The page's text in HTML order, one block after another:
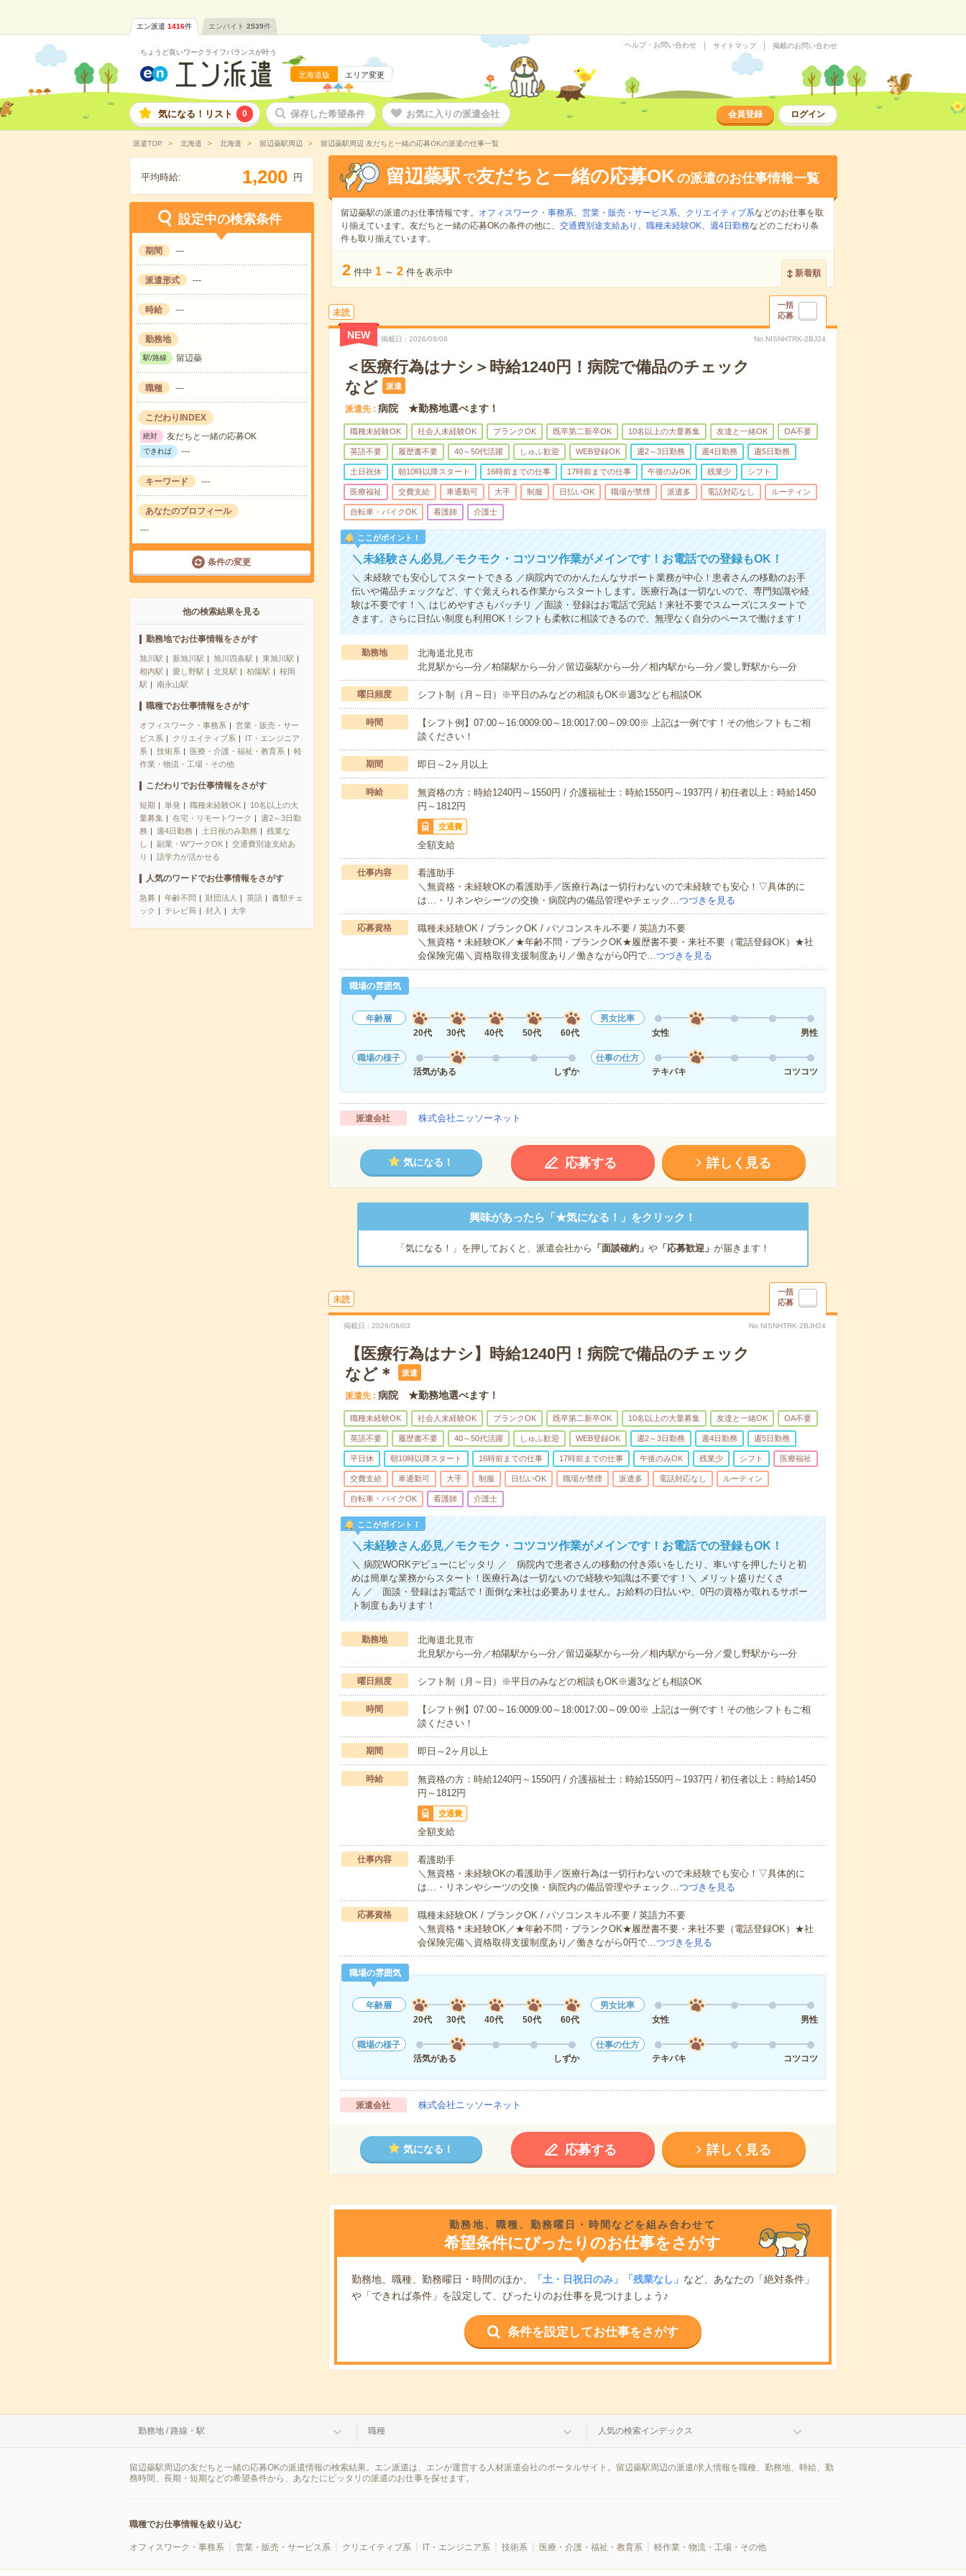
エン派遣 1416件 エンバイト 2539件
ちょうど良いワークライフバランスが叶う
北海道版 エリア変更
ヘルプ・お問い合わせ サイトマップ 掲載のお問い合わせ
気になる！リスト 0 保存した希望条件 お気に入りの派遣会社 会員登録 ログイン
派遣TOP 北海道 北海道 留辺蘂駅周辺 留辺蘂駅周辺 友だちと一緒の応募OKの派遣の仕事一覧
平均時給: 1,200 円
設定中の検索条件
期間 ---
派遣形式 ---
時給 ---
勤務地
駅/路線 留辺蘂
職種 ---
こだわりINDEX
絶対 友だちと一緒の応募OK
できれば ---
キーワード ---
あなたのプロフィール
---
条件の変更
他の検索結果を見る
勤務地でお仕事情報をさがす
旭川駅 新旭川駅 旭川四条駅
東旭川駅
相内駅
愛し野駅 北見駅 柏陽駅
桜岡
駅
南永山駅
職種でお仕事情報をさがす
オフィスワーク・事務系
営業・販売・サー
ビス系
クリエイティブ系
IT・エンジニア
系
技術系 医療・介護・福祉・教育系
軽
作業・物流・工場・その他
こだわりでお仕事情報をさがす
短期 単発 職種未経験OK
10名以上の大
量募集
在宅・リモートワーク
週2～3日勤
務
週4日勤務 土日祝のみ勤務
残業な
し
副業・WワークOK
交通費別途支給あ
り
語学力が活かせる
人気のワードでお仕事情報をさがす
急募 年齢不問 財団法人 英語
書類チェ
ック
テレビ局 封入 大学
留辺蘂駅 で友だちと一緒の応募OKの派遣のお仕事情報一覧
留辺蘂駅の派遣のお仕事情報です。 オフィスワーク・事務系、 営業・販売・サービス系、 クリエイティブ系などのお仕事を取
り揃えています。友だちと一緒の応募OKの条件の他に、 交通費別途支給あり 、 職種未経験OK、 週4日勤務などのこだわり条
件も取り揃えています。
2 件中 1 ～ 2 件を表示中 新着順
未読
一括
応募
NEW 掲載日 2026/08/08 No.NISNHTRK-2BJ24
＜医療行為はナシ＞時給1240円！病院で備品のチェック
など
派遣
派遣先 病院 ★勤務地選べます！
職種未経験OK 社会人未経験OK ブランクOK 既卒第二新卒OK 10名以上の大量募集 友達と一緒OK OA不要
英語不要 履歴書不要 40～50代活躍 しゅふ歓迎 WEB登録OK 週2～3日勤務 週4日勤務 週5日勤務
土日祝休 朝10時以降スタート 16時前までの仕事 17時前までの仕事 午後のみOK 残業少 シフト
医療福祉 交費支給 車通勤可 大手 制服 日払いOK 職場が禁煙 派遣多 電話対応なし ルーティン
自転車・バイクOK 看護師 介護士
ここがポイント！
＼未経験さん必見／モクモク・コツコツ作業がメインです！お電話での登録もOK！
＼ 未経験でも安心してスタートできる ／病院内でのかんたんなサポート業務が中心！患者さんの移動のお手
伝いや備品チェックなど、すぐ覚えられる作業からスタートします。医療行為は一切ないので、専門知識や経
験は不要です！＼ はじめやすさもバッチリ ／面談・登録はお電話で完結！来社不要でスムーズにスタートで
きます。さらに日払い制度も利用OK！シフトも柔軟に相談できるので、無理なく自分のペースで働けます！
勤務地
北海道北見市
北見駅から---分／柏陽駅から---分／留辺蘂駅から---分／相内駅から---分／愛し野駅から---分
曜日頻度 シフト制（月～日）※平日のみなどの相談もOK※週3なども相談OK
時間
【シフト例】07:00～16:0009:00～18:0017:00～09:00※ 上記は一例です！その他シフトもご相
談ください！
期間 即日～2ヶ月以上
時給
無資格の方：時給1240円～1550円 / 介護福祉士：時給1550円～1937円 / 初任者以上：時給1450
円～1812円
交通費
全額支給
仕事内容
看護助手
＼無資格・未経験OKの看護助手／医療行為は一切行わないので未経験でも安心！▽具体的に
は…・リネンやシーツの交換・病院内の備品管理やチェック…つづきを見る
応募資格
職種未経験OK / ブランクOK / パソコンスキル不要 / 英語力不要
＼無資格＊未経験OK／★年齢不問・ブランクOK★履歴書不要・来社不要（電話登録OK）★社
会保険完備＼資格取得支援制度あり／働きながら0円で…つづきを見る
職場の雰囲気
年齢層
20代
30代 40代 50代 60代
男女比率
女性
男性
職場の様子
活気がある
しずか
仕事の仕方
テキパキ
コツコツ
派遣会社 株式会社ニッソーネット
気になる！ 応募する 詳しく見る
興味があったら「★気になる！」をクリック！
「気になる！」を押しておくと、派遣会社から 「面談確約」 や「応募歓迎」 が届きます！
未読
一括
応募
掲載日 2026/08/03 No.NISNHTRK-2BJH24
【医療行為はナシ】時給1240円！病院で備品のチェック
など＊
派遣
派遣先 病院 ★勤務地選べます！
職種未経験OK 社会人未経験OK ブランクOK 既卒第二新卒OK 10名以上の大量募集 友達と一緒OK OA不要
英語不要 履歴書不要 40～50代活躍 しゅふ歓迎 WEB登録OK 週2～3日勤務 週4日勤務 週5日勤務
平日休 朝10時以降スタート 16時前までの仕事 17時前までの仕事 午後のみOK 残業少 シフト 医療福祉
交費支給 車通勤可 大手 制服 日払いOK 職場が禁煙 派遣多 電話対応なし ルーティン
自転車・バイクOK 看護師 介護士
ここがポイント！
＼未経験さん必見／モクモク・コツコツ作業がメインです！お電話での登録もOK！
＼ 病院WORKデビューにピッタリ ／ 病院内で患者さんの移動の付き添いをしたり、車いすを押したりと初
めは簡単な業務からスタート！医療行為は一切ないので経験や知識は不要です！＼ メリット盛りだくさ
ん ／ 面談・登録はお電話で！面倒な来社は必要ありません。お給料の日払いや、0円の資格が取れるサポー
ト制度もあります！
勤務地
北海道北見市
北見駅から---分／柏陽駅から---分／留辺蘂駅から---分／相内駅から---分／愛し野駅から---分
曜日頻度 シフト制（月～日）※平日のみなどの相談もOK※週3なども相談OK
時間
【シフト例】07:00～16:0009:00～18:0017:00～09:00※ 上記は一例です！その他シフトもご相
談ください！
期間 即日～2ヶ月以上
時給
無資格の方：時給1240円～1550円 / 介護福祉士：時給1550円～1937円 / 初任者以上：時給1450
円～1812円
交通費
全額支給
仕事内容
看護助手
＼無資格・未経験OKの看護助手／医療行為は一切行わないので未経験でも安心！▽具体的に
は…・リネンやシーツの交換・病院内の備品管理やチェック…つづきを見る
応募資格
職種未経験OK / ブランクOK / パソコンスキル不要 / 英語力不要
＼無資格＊未経験OK／★年齢不問・ブランクOK★履歴書不要・来社不要（電話登録OK）★社
会保険完備＼資格取得支援制度あり／働きながら0円で…つづきを見る
職場の雰囲気
年齢層
20代
30代 40代 50代 60代
男女比率
女性
男性
職場の様子
活気がある
しずか
仕事の仕方
テキパキ
コツコツ
派遣会社 株式会社ニッソーネット
気になる！ 応募する 詳しく見る
勤務地、職種、勤務曜日・時間などを組み合わせて
希望条件にぴったりのお仕事をさがす
勤務地、職種、勤務曜日・時間のほか、 「土・日祝日のみ」「残業なし」 など、あなたの「絶対条件」
や「できれば条件」を設定して、ぴったりのお仕事を見つけましょう♪
条件を設定してお仕事をさがす
勤務地 / 路線・駅 職種 人気の検索インデックス
留辺蘂駅周辺の友だちと一緒の応募OKの派遣情報の検索結果。エン派遣は、エンが運営する人材派遣会社のポータルサイト。留辺蘂駅周辺の派遣/求人情報を職種、勤務地、時給、勤
務時間、長期・短期などの希望条件から、あなたにピッタリの派遣のお仕事を探せます。
職種でお仕事情報を絞り込む
オフィスワーク・事務系 営業・販売・サービス系 クリエイティブ系 IT・エンジニア系 技術系 医療・介護・福祉・教育系 軽作業・物流・工場・その他